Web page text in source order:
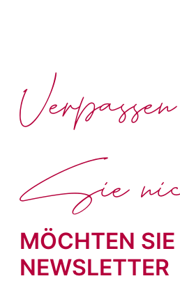
MÖCHTEN SIE
NEWSLETTER
Verpassen
Sie